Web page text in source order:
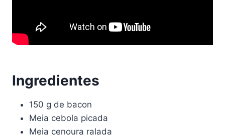
Ingredientes
150 g de bacon
Meia cebola picada
Meia cenoura ralada